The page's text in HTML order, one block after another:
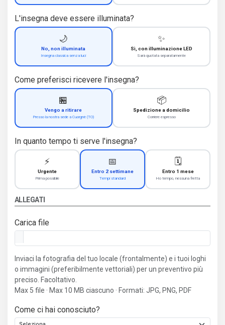
L'insegna deve essere illuminata?
🌙
No, non illuminata
Insegna classica senza luci
✨
Sì, con illuminazione LED
Sarà quotata separatamente
Come preferisci ricevere l'insegna?
🏪
Vengo a ritirare
Presso la nostra sede a Cuorgnè (TO)
📦
Spedizione a domicilio
Corriere espresso
In quanto tempo ti serve l'insegna?
⚡
Urgente
Prima possibile
📅
Entro 2 settimane
Tempi standard
🗓️
Entro 1 mese
Ho tempo, nessuna fretta
ALLEGATI
Carica file
Inviaci la fotografia del tuo locale (frontalmente) e i tuoi loghi
o immagini (preferibilmente vettoriali) per un preventivo più
preciso. Facoltativo.
Max 5 file · Max 10 MB ciascuno · Formati: JPG, PNG, PDF
Come ci hai conosciuto?